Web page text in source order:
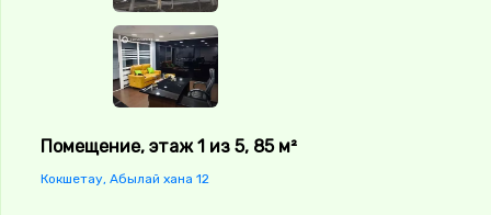
Помещение, этаж 1 из 5, 85 м²
Кокшетау, Абылай хана 12